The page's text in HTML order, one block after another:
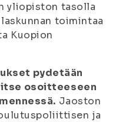
yliopiston tasolla
toimintaa
Kuopion
pydetään
osoitteeseen
Jaoston
ja